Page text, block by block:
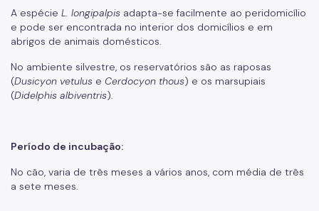
A espécie L. longipalpis adapta-se facilmente ao peridomicílio
e pode ser encontrada no interior dos domicílios e em
abrigos de animais domésticos.
No ambiente silvestre, os reservatórios são as raposas
(Dusicyon vetulus e Cerdocyon thous) e os marsupiais
(Didelphis albiventris).
Período de incubação:
No cão, varia de três meses a vários anos, com média de três
a sete meses.